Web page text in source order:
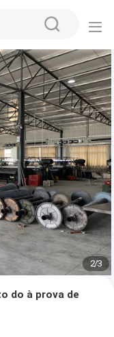
2/3
do à prova de